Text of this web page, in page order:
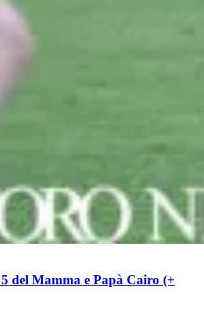
del Mamma e Papà Cairo (+